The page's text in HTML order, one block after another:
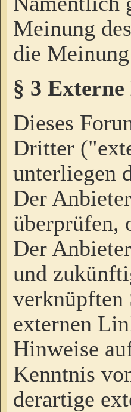
Meinung
die
§ 3
Dieses
Dritter
unterliegen
Der
überprüfen,
Der
und
verknüpften
externen
Hinweise
Kenntnis
derartige